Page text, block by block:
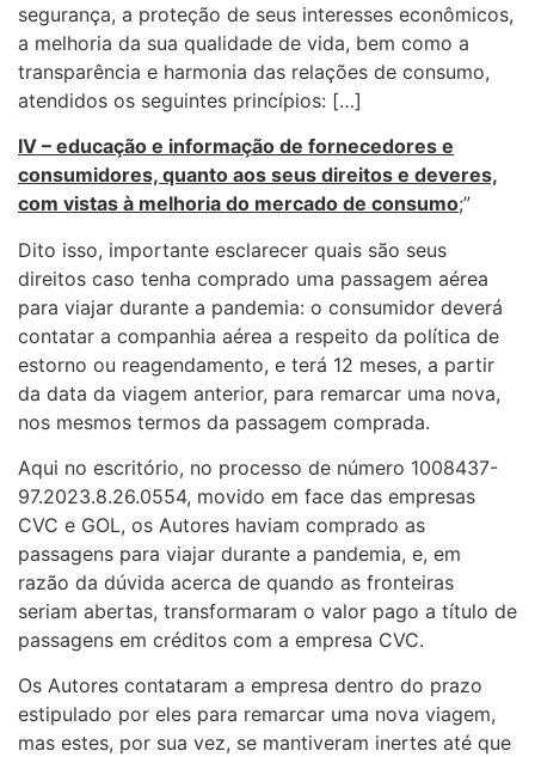
segurança, a proteção de seus interesses econômicos,
a melhoria da sua qualidade de vida, bem como a
transparência e harmonia das relações de consumo,
atendidos os seguintes princípios: […]
IV – educação e informação de fornecedores e
consumidores, quanto aos seus direitos e deveres,
com vistas à melhoria do mercado de consumo;”
Dito isso, importante esclarecer quais são seus
direitos caso tenha comprado uma passagem aérea
para viajar durante a pandemia: o consumidor deverá
contatar a companhia aérea a respeito da política de
estorno ou reagendamento, e terá 12 meses, a partir
da data da viagem anterior, para remarcar uma nova,
nos mesmos termos da passagem comprada.
Aqui no escritório, no processo de número 1008437-
97.2023.8.26.0554, movido em face das empresas
CVC e GOL, os Autores haviam comprado as
passagens para viajar durante a pandemia, e, em
razão da dúvida acerca de quando as fronteiras
seriam abertas, transformaram o valor pago a título de
passagens em créditos com a empresa CVC.
Os Autores contataram a empresa dentro do prazo
estipulado por eles para remarcar uma nova viagem,
mas estes, por sua vez, se mantiveram inertes até que